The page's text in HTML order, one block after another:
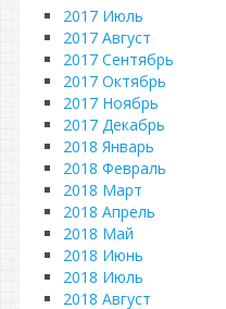
2017 Июль
2017 Август
2017 Сентябрь
2017 Октябрь
2017 Ноябрь
2017 Декабрь
2018 Январь
2018 Февраль
2018 Март
2018 Апрель
2018 Май
2018 Июнь
2018 Июль
2018 Август